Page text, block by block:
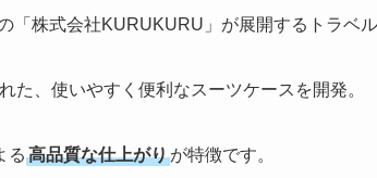
「株式会社KURUKURU」が展開するトラベル
た、使いやすく便利なスーツケースを開発。
る 高品質な仕上がりが特徴です。